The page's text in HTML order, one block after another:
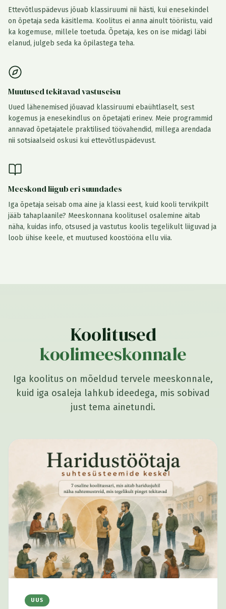
Ettevõtluspädevus jõuab klassiruumi nii hästi, kui enesekindel
on õpetaja seda käsitlema. Koolitus ei anna ainult tööriistu, vaid
ka kogemuse, millele toetuda. Õpetaja, kes on ise midagi läbi
elanud, julgeb seda ka õpilastega teha.
Muutused tekitavad vastuseisu
Uued lähenemised jõuavad klassiruumi ebaühtlaselt, sest
kogemus ja enesekindlus on õpetajati erinev. Meie programmid
annavad õpetajatele praktilised töövahendid, millega arendada
nii sotsiaalseid oskusi kui ettevõtluspädevust.
Meeskond liigub eri suundades
Iga õpetaja seisab oma aine ja klassi eest, kuid kooli tervikpilt
jääb tahaplaanile? Meeskonnana koolitusel osalemine aitab
näha, kuidas info, otsused ja vastutus koolis tegelikult liiguvad ja
loob ühise keele, et muutused koostööna ellu viia.
Koolitused
koolimeeskonnale
Iga koolitus on mõeldud tervele meeskonnale,
kuid iga osaleja lahkub ideedega, mis sobivad
just tema ainetundi.
UUS